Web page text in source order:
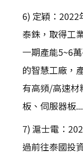
6) 定穎：2022
泰銖，取得工
一期產能5~6
的智慧工廠，
有高頻/高速材
板、伺服器板
7) 滬士電：
過前往泰國投